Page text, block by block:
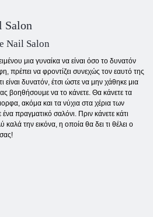
Salon
Nail Salon
μια γυναίκα να είναι όσο το δυνατόν
πρέπει να φροντίζει συνεχώς τον εαυτό της
είναι δυνατόν, έτσι ώστε να μην χάθηκε μια
βοηθήσουμε να το κάνετε. Θα κάνετε τα
ακόμα και τα νύχια στα χέρια των
ένα πραγματικό σαλόνι. Πριν κάνετε κάτι
την εικόνα, η οποία θα δει τι θέλει ο